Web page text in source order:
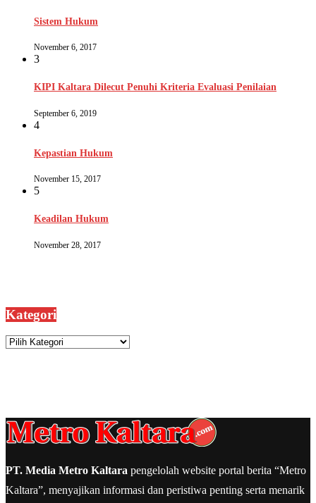
Sistem Hukum
November 6, 2017
3
KIPI Kaltara Dilecut Penuhi Kriteria Evaluasi Penilaian
September 6, 2019
4
Kepastian Hukum
November 15, 2017
5
Keadilan Hukum
November 28, 2017
Kategori
Kategori
PT. Media Metro Kaltara pengelolah website portal berita “Metro
Kaltara”, menyajikan informasi dan peristiwa penting serta menarik